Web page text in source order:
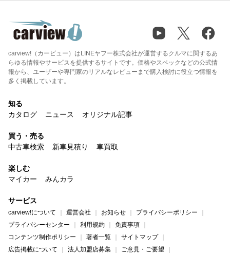
carview!（カービュー）はLINEヤフー株式会社が運営するクルマに関するあ
らゆる情報やサービスを提供するサイトです。価格やスペックなどの公式情
報から、ユーザーや専門家のリアルなレビューまで購入検討に役立つ情報を
多く掲載しています。
知る
カタログ
ニュース オリジナル記事
買う・売る
中古車検索
新車見積り 車買取
楽しむ
マイカー
みんカラ
サービス
carview!について 運営会社 お知らせ
プライバシーポリシー
プライバシーセンター
利用規約
免責事項
コンテンツ制作ポリシー
著者一覧
サイトマップ
広告掲載について
法人加盟店募集 ご意見・ご要望